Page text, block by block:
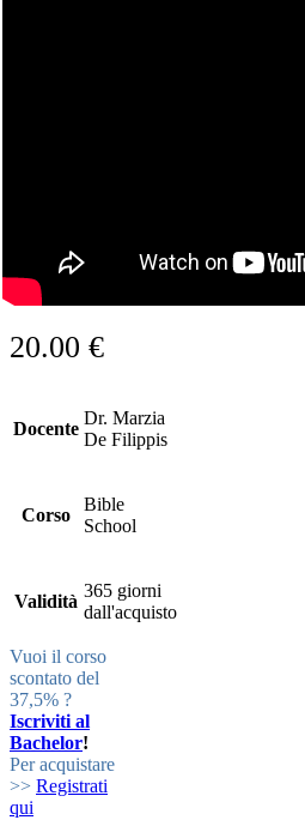
20.00 €
Docente
Dr. Marzia
De Filippis
Corso
Bible
School
Validità
365 giorni
dall'acquisto
Vuoi il corso
scontato del
37,5% ?
Iscriviti al
Bachelor!
Per acquistare
>> Registrati
qui